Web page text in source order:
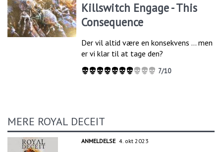
Killswitch Engage - This
Consequence
Der vil altid være en konsekvens … men
er vi klar til at tage den?
7/10
MERE ROYAL DECEIT
ANMELDELSE 4. okt 2023